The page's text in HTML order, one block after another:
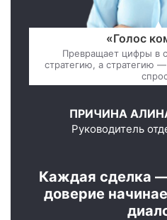
«Голос
Превращает цифры
стратегию, а стратегию
ПРИЧИНА
Руководитель
Каждая сделка
доверие